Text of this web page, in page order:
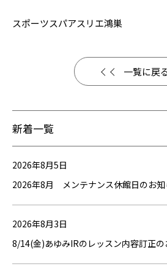
スポーツスパアスリエ鴻巣
一覧に戻
新着一覧
2026年8月5日
2026年8月 メンテナンス休館日のお知
2026年8月3日
8/14(金)あゆみIRのレッスン内容訂正の